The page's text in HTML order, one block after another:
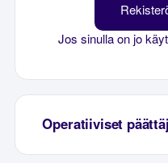
Jos sinulla on jo
Operatiiviset